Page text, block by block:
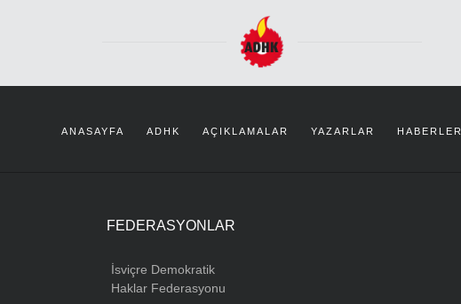
ANASAYFA ADHK AÇIKLAMALAR YAZARLAR
FEDERASYONLAR
İsviçre Demokratik
Haklar Federasyonu